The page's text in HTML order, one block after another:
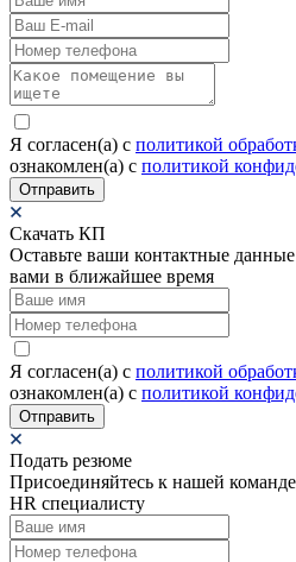
Я согласен(а) c политикой
ознакомлен(а) с политикой
Отправить
Скачать КП
Оставьте ваши контактные
вами в ближайшее время
Я согласен(а) c политикой
ознакомлен(а) с политикой
Отправить
Подать резюме
Присоединяйтесь к нашей
HR специалисту